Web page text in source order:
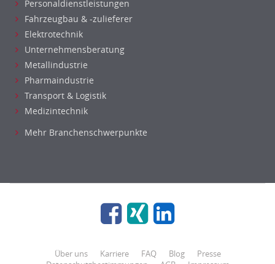
Personaldienstleistungen
Fahrzeugbau & -zulieferer
Elektrotechnik
Unternehmensberatung
Metallindustrie
Pharmaindustrie
Transport & Logistik
Medizintechnik
Mehr Branchenschwerpunkte
Über uns Karriere FAQ Blog
Presse